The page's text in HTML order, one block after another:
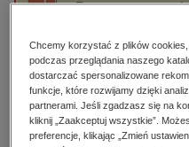
dzienniki
edukacja
hobby, sport,
komputery, internet,
Przepraszamy,
jest dostępny.
High-contrast mode
Polecane
Chcemy korzystać z plików
podczas przeglądania naszego
dostarczać spersonalizowane
funkcje, które rozwijamy dzięki
partnerami. Jeśli zgadzasz się na
kliknij „Zaakceptuj wszystkie”.
preferencje, klikając „Zmień